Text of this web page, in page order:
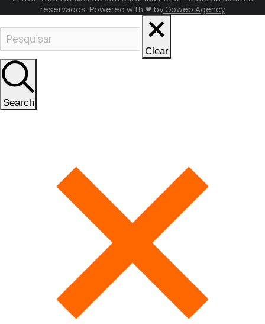
reservados. Powered with ❤ byGoweb Agency
Clear
Search